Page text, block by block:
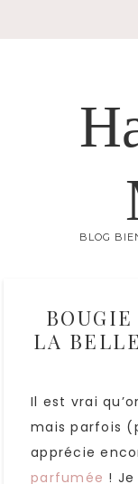
BLOG
LA
Il est vrai
mais parfois
apprécie
parfumée !